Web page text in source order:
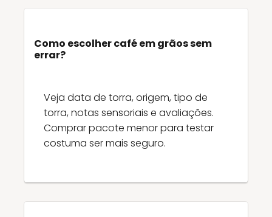
Como escolher café em grãos sem
errar?
Veja data de torra, origem, tipo de
torra, notas sensoriais e avaliações.
Comprar pacote menor para testar
costuma ser mais seguro.